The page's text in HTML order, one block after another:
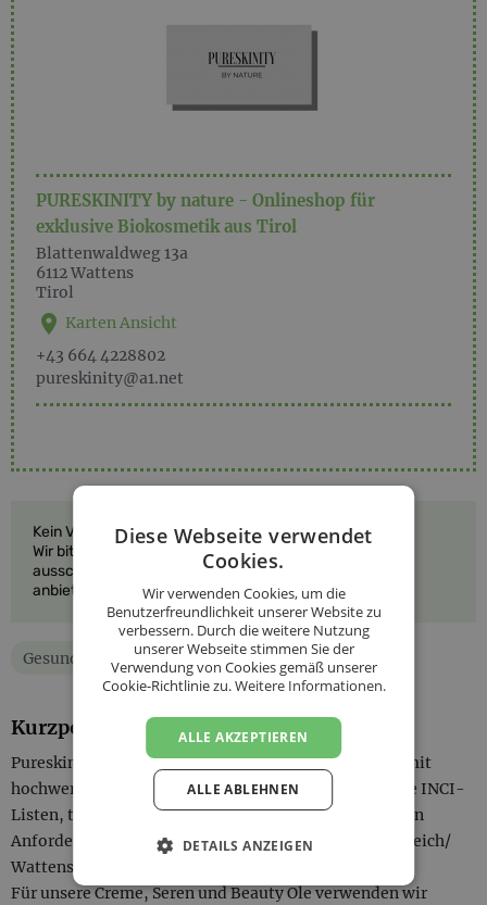
PURESKINITY by nature - Onlineshop für
exklusive Biokosmetik aus Tirol
Blattenwaldweg 13a
6112Wattens
Tirol
Karten Ansicht
+43 664 4228802
pureskinity@a1.net
Kein Verkauf vor Ort.
Wir bitten um Verständnis, dass wir unsere Waren
ausschließlich versenden und keine Warenabholung
anbieten.
Gesundheit & Kosmetik Geschenke & Sets
Kurzporträt
Pureskinity by nature kreiert reinste Naturkosmetik mit
hochwertigen, natürlichen Inhaltsstoffen
. Ohne lange INCI-
Listen, transparent, mit besten Zutaten und modernen
Anforderungen entsprechend. Und natürlich in Österreich/
Wattens in Tirol hergestellt.
Für unsere Creme, Seren und Beauty Öle verwenden wir
Diese Webseite verwendet
Cookies.
Wir verwenden Cookies, um die
Benutzerfreundlichkeit unserer Website zu
verbessern. Durch die weitere Nutzung
unserer Webseite stimmen Sie der
Verwendung von Cookies gemäß unserer
Cookie-Richtlinie zu.Weitere Informationen.
ALLE AKZEPTIEREN
ALLE ABLEHNEN
DETAILS ANZEIGEN